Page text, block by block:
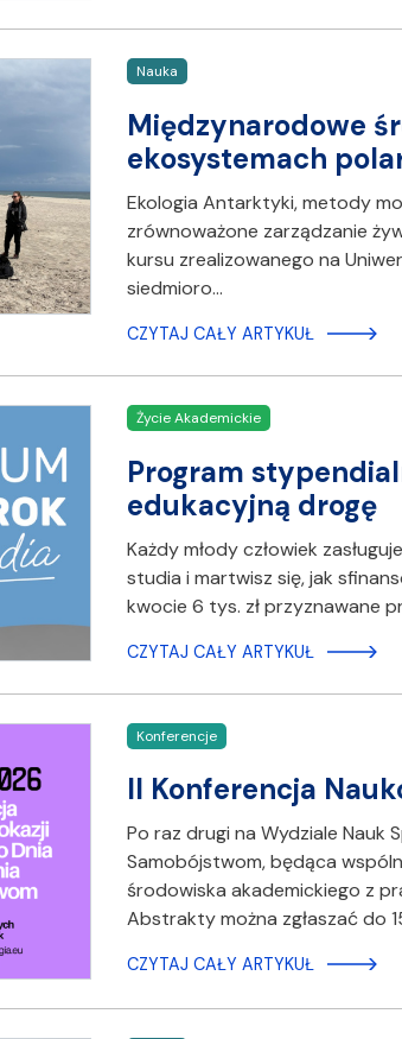
Nauka
Międzynarodowe
ekosystemach
Ekologia Antarktyki, metody
zrównoważone zarządzanie
kursu zrealizowanego na
siedmioro…
CZYTAJ CAŁY ARTYKUŁ
Życie Akademickie
Program
edukacyjną drogę
Każdy młody człowiek
studia i martwisz się, jak
kwocie 6 tys. zł przyznawane
CZYTAJ CAŁY ARTYKUŁ
Konferencje
II Konferencja
Po raz drugi na Wydziale Nauk
Samobójstwom, będąca
środowiska akademickiego z
Abstrakty można zgłaszać do
CZYTAJ CAŁY ARTYKUŁ